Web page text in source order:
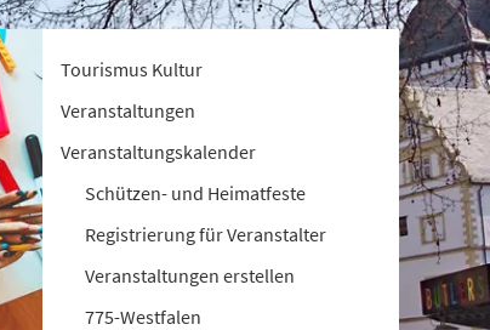
Tourismus Kultur
Veranstaltungen
Veranstaltungskalender
Schützen- und Heimatfeste
Registrierung für Veranstalter
Veranstaltungen erstellen
775-Westfalen